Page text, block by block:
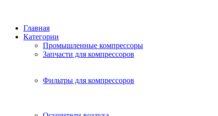
Главная
Категории
Промышленные компрессоры
Запчасти для компрессоров
Фильтры для компрессоров